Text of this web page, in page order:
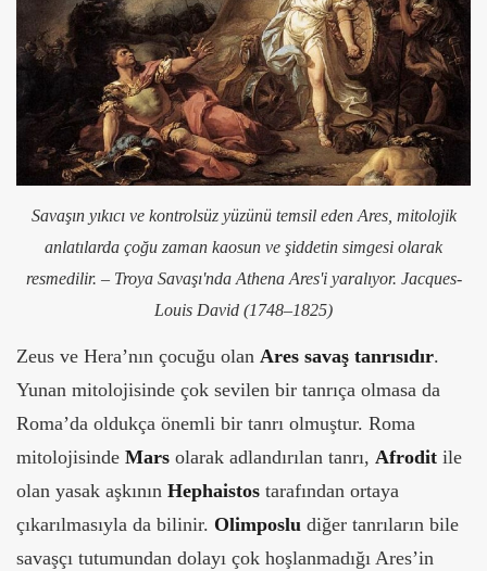
Savaşın yıkıcı ve kontrolsüz yüzünü temsil eden Ares, mitolojik
anlatılarda çoğu zaman kaosun ve şiddetin simgesi olarak
resmedilir. – Troya Savaşı'nda Athena Ares'i yaralıyor. Jacques-
Louis David (1748–1825)
Zeus ve Hera’nın çocuğu olan Ares savaş tanrısıdır.
Yunan mitolojisinde çok sevilen bir tanrıça olmasa da
Roma’da oldukça önemli bir tanrı olmuştur. Roma
mitolojisinde Mars olarak adlandırılan tanrı, Afrodit ile
olan yasak aşkının Hephaistos tarafından ortaya
çıkarılmasıyla da bilinir. Olimposlu diğer tanrıların bile
savaşçı tutumundan dolayı çok hoşlanmadığı Ares’in